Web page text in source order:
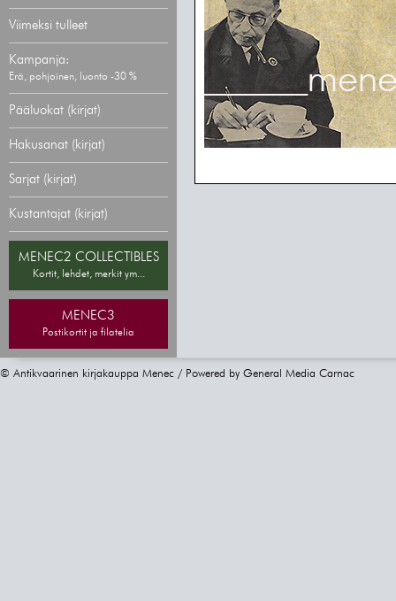
Viimeksi tulleet
Kampanja:
Erä, pohjoinen, luonto -30 %
Pääluokat (kirjat)
Hakusanat (kirjat)
Sarjat (kirjat)
Kustantajat (kirjat)
MENEC2 COLLECTIBLES
Kortit, lehdet, merkit ym...
MENEC3
Postikortit ja filatelia
© Antikvaarinen kirjakauppa Menec / Powered by General Media Carnac